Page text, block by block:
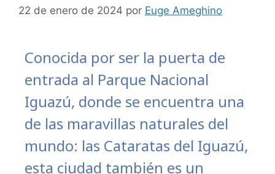
22 de enero de 2024 por Euge Ameghino
Conocida por ser la puerta de
entrada al Parque Nacional
Iguazú, donde se encuentra una
de las maravillas naturales del
mundo: las Cataratas del Iguazú,
esta ciudad también es un